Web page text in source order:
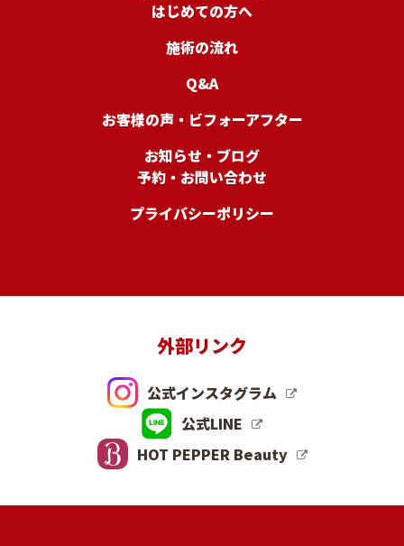
はじめての方へ
施術の流れ
Q&A
お客様の声・ビフォーアフター
お知らせ・ブログ
予約・お問い合わせ
プライバシーポリシー
外部リンク
公式インスタグラム
公式LINE
HOT PEPPER Beauty